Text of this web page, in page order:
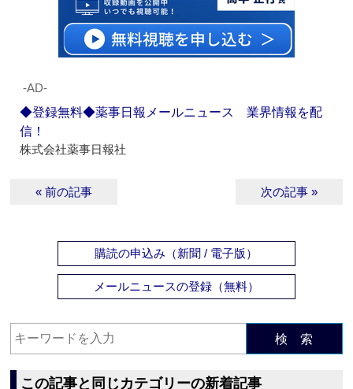
‐AD‐
◆登録無料◆薬事日報メールニュース 業界情報を配
信！
株式会社薬事日報社
« 前の記事 次の記事 »
購読の申込み（新聞 / 電子版）
メールニュースの登録（無料）
検 索
この記事と同じカテゴリーの新着記事